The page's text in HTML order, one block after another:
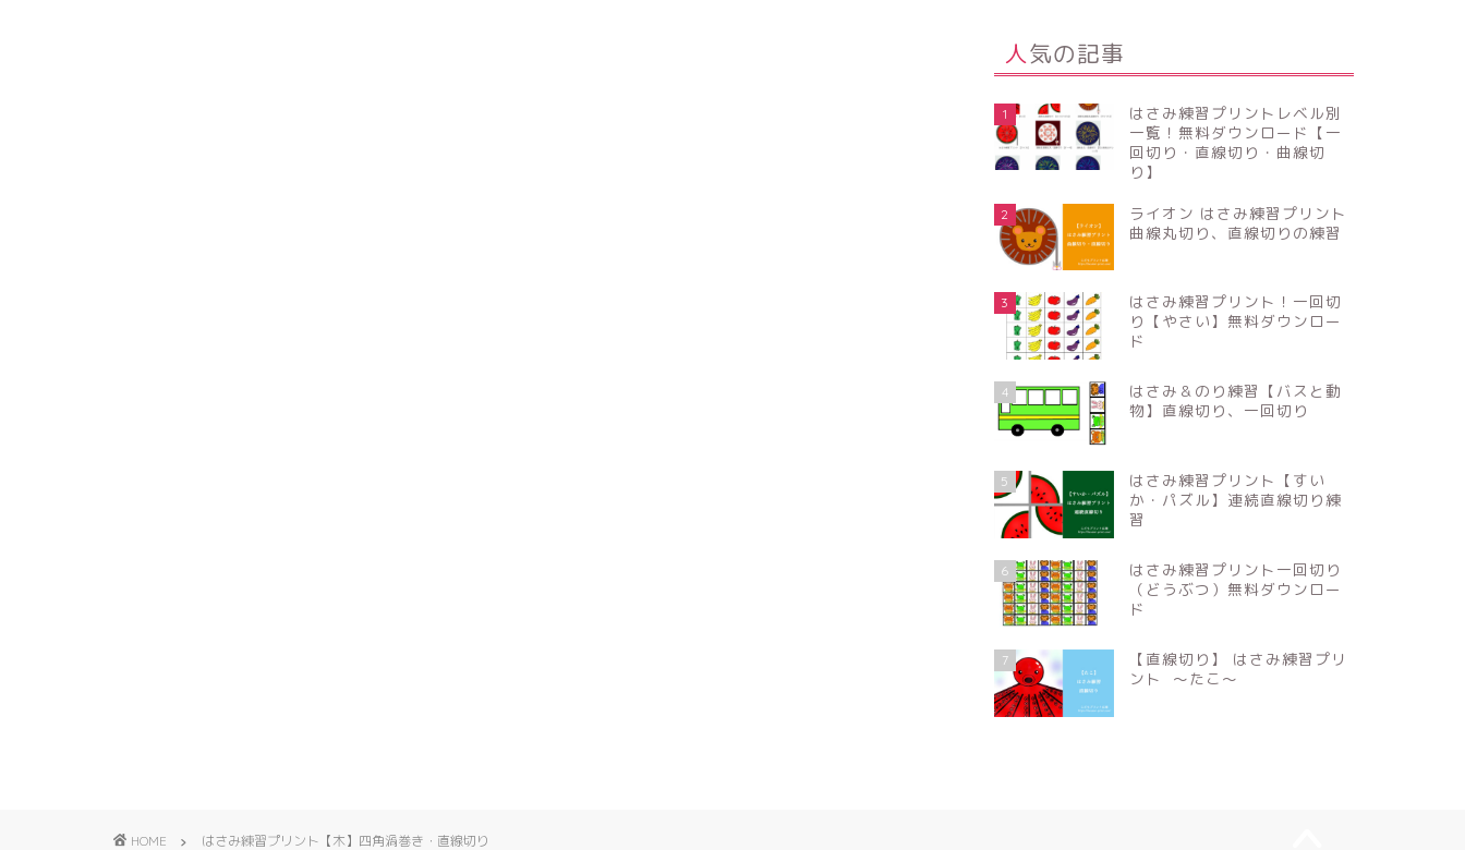
人気の記事
1
はさみ練習プリントレベル別
一覧！無料ダウンロード【一
回切り・直線切り・曲線切
り】
2
ライオン はさみ練習プリント
曲線丸切り、直線切りの練習
3
はさみ練習プリント！一回切
り【やさい】無料ダウンロー
ド
4
はさみ＆のり練習【バスと動
物】直線切り、一回切り
5
はさみ練習プリント【すい
か・パズル】連続直線切り練
習
6
はさみ練習プリント一回切り
（どうぶつ）無料ダウンロー
ド
7
【直線切り】 はさみ練習プリ
ント 〜たこ〜
HOME はさみ練習プリント【木】四角渦巻き・直線切り